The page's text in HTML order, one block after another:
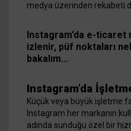
medya üzerinden rekabeti
Instagram’da e-ticaret
izlenir, püf noktaları
bakalım…
Instagram’da
Küçük veya büyük işletme
Instagram her markanın
adında sunduğu özel bir